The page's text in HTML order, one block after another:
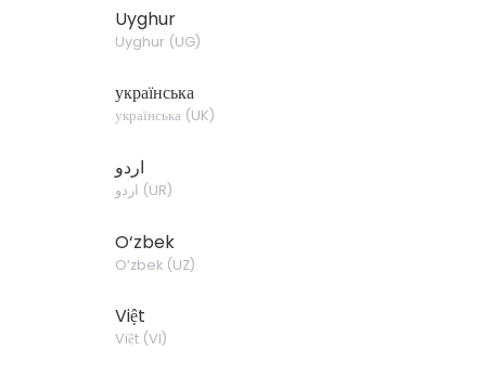
Uyghur
Uyghur (UG)
українська
українська (UK)
اردو
اردو (UR)
O‘zbek
O‘zbek(UZ)
Việt
Việt(VI)